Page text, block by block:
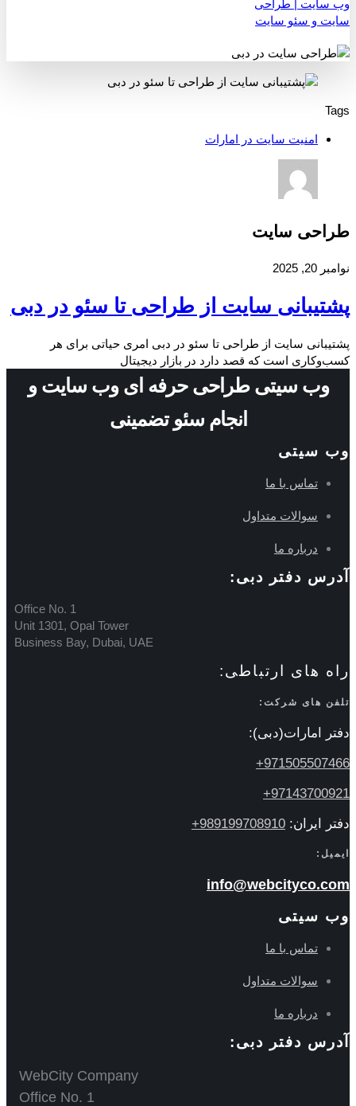
Tags
امنیت سایت در امارات
طراحی سایت
نوامبر 20, 2025
پشتیبانی سایت از طراحی تا سئو در دبی
پشتیبانی سایت از طراحی تا سئو در دبی امری حیاتی برای هر
کسب‌وکاری است که قصد دارد در بازار دیجیتال
وب سیتی طراحی حرفه ای وب سایت و
انجام سئو تضمینی
وب سیتی
تماس با ما
سوالات متداول
درباره ما
آدرس دفتر دبی:
Office No. 1
Unit 1301, Opal Tower
Business Bay, Dubai, UAE
راه های ارتباطی:
تلفن های شرکت:
دفتر امارات(دبی):
971505507466+
97143700921+
دفتر ایران: 989199708910+
ایمیل:
info@webcityco.com
وب سیتی
تماس با ما
سوالات متداول
درباره ما
آدرس دفتر دبی:
WebCity Company
Office No. 1